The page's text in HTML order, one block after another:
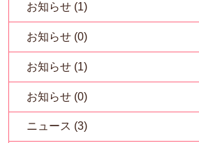
お知らせ (1)
お知らせ (0)
お知らせ (1)
お知らせ (0)
ニュース (3)